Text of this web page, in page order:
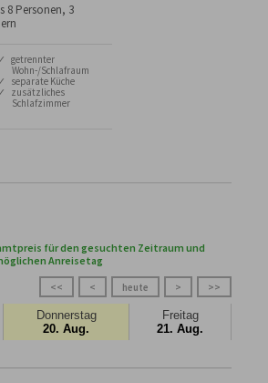
8 Personen, 3
✓ getrennter
Wohn-/Schlafraum
✓ separate Küche
✓ zusätzliches
Schlafzimmer
für den gesuchten Zeitraum und
Anreisetag
>>
>
heute
<
<<
Donnerstag
20. Aug.
Freitag
21. Aug.